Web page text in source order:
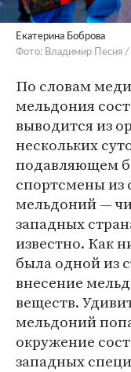
Екатерина Боброва
Фото: Владимир Песня
По словам
мельдония
выводится из
нескольких
подавляющем
спортсмены из
мельдоний —
западных
известно. Как
была одной из
внесение
веществ.
мельдоний
окружение
западных